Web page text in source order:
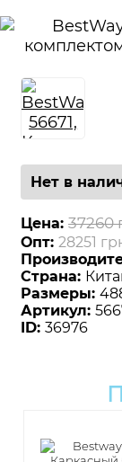
Нет в
Цена: 37260
Опт: 28251
Страна:
Размеры:
Артикул:
ID: 36976